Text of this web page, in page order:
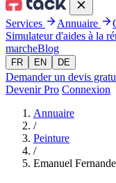
Services Annuaire
Simulateur d'aides à la
marcheBlog
FR EN DE
Demander un devis
Devenir Pro Connexion
Annuaire
/
Peinture
/
Emanuel